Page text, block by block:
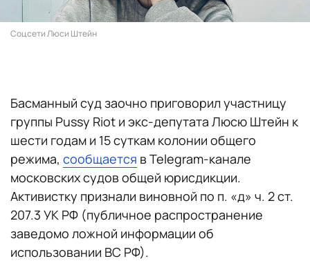
Соцсети Люси Штейн
Басманный суд заочно приговорил участницу
группы Pussy Riot и экс-депутата Люсю Штейн к
шести годам и 15 суткам колонии общего
режима, сообщается в Telegram-канале
московских судов общей юрисдикции.
Активистку признали виновной по п. «д» ч. 2 ст.
207.3 УК РФ (публичное распространение
заведомо ложной информации об
использовании ВС РФ).